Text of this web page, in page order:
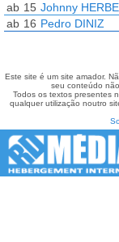
ab 15 Johnny
ab 16 Pedro DINIZ
Este site é um site amador.
seu conteúdo
Todos os textos presentes
qualquer utilização noutro